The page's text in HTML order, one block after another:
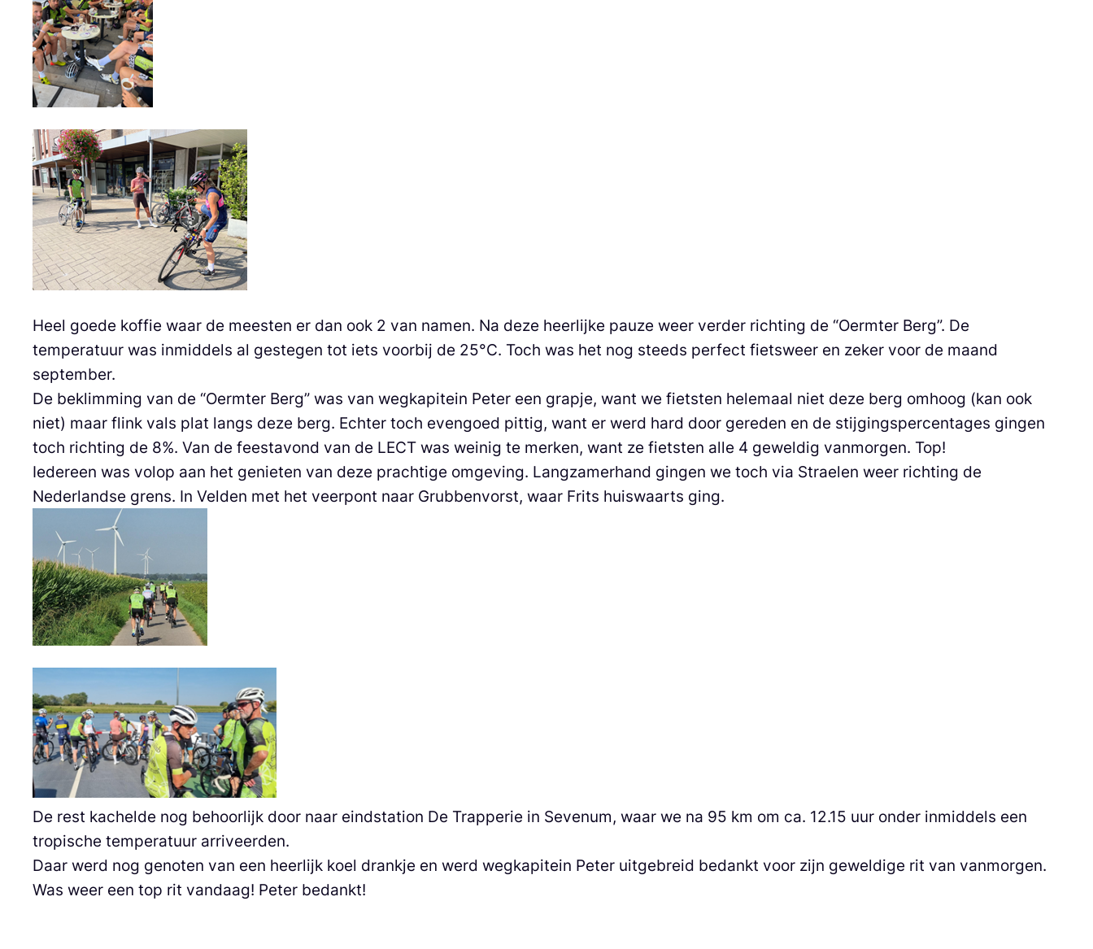
Heel goede koffie waar de meesten er dan ook 2 van namen. Na deze heerlijke pauze weer verder richting de “Oermter Berg”. De
temperatuur was inmiddels al gestegen tot iets voorbij de 25°C. Toch was het nog steeds perfect fietsweer en zeker voor de maand
september.
De beklimming van de “Oermter Berg” was van wegkapitein Peter een grapje, want we fietsten helemaal niet deze berg omhoog (kan ook
niet) maar flink vals plat langs deze berg. Echter toch evengoed pittig, want er werd hard door gereden en de stijgingspercentages gingen
toch richting de 8%. Van de feestavond van de LECT was weinig te merken, want ze fietsten alle 4 geweldig vanmorgen. Top!
Iedereen was volop aan het genieten van deze prachtige omgeving. Langzamerhand gingen we toch via Straelen weer richting de
Nederlandse grens. In Velden met het veerpont naar Grubbenvorst, waar Frits huiswaarts ging.
De rest kachelde nog behoorlijk door naar eindstation De Trapperie in Sevenum, waar we na 95 km om ca. 12.15 uur onder inmiddels een
tropische temperatuur arriveerden.
Daar werd nog genoten van een heerlijk koel drankje en werd wegkapitein Peter uitgebreid bedankt voor zijn geweldige rit van vanmorgen.
Was weer een top rit vandaag! Peter bedankt!